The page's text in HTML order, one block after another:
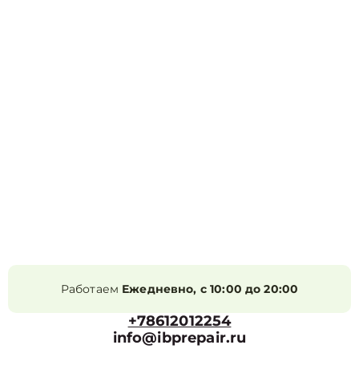
Работаем Ежедневно, с 10:00 до 20:00
+78612012254
info@ibprepair.ru